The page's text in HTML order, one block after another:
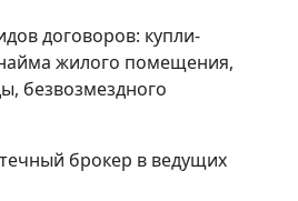
договоров: купли-
жилого помещения,
безвозмездного
брокер в ведущих